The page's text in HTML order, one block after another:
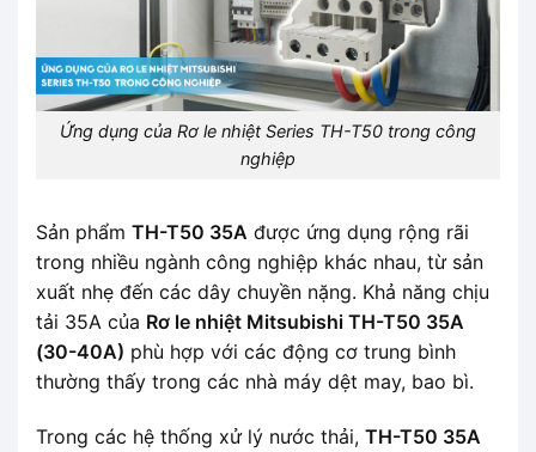
Ứng dụng của Rơ le nhiệt Series TH-T50 trong công
nghiệp
Sản phẩm TH-T50 35A được ứng dụng rộng rãi
trong nhiều ngành công nghiệp khác nhau, từ sản
xuất nhẹ đến các dây chuyền nặng. Khả năng chịu
tải 35A của Rơ le nhiệt Mitsubishi TH-T50 35A
(30-40A) phù hợp với các động cơ trung bình
thường thấy trong các nhà máy dệt may, bao bì.
Trong các hệ thống xử lý nước thải, TH-T50 35A